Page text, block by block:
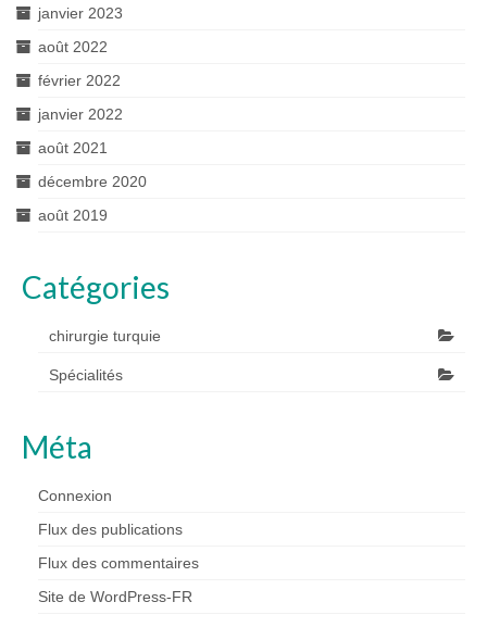
janvier 2023
août 2022
février 2022
janvier 2022
août 2021
décembre 2020
août 2019
Catégories
chirurgie turquie
Spécialités
Méta
Connexion
Flux des publications
Flux des commentaires
Site de WordPress-FR